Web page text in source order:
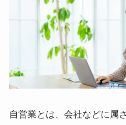
自営業とは、会社などに属